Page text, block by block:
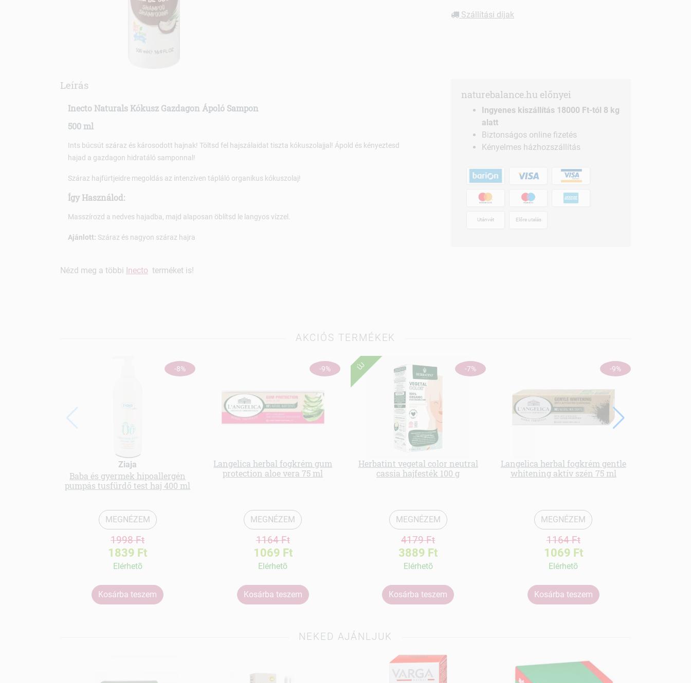
Szállítási díjak
Leírás
Inecto Naturals Kókusz Gazdagon Ápoló Sampon
500 ml
Ints búcsút száraz és károsodott hajnak! Töltsd fel hajszálaidat tiszta kókuszolajjal! Ápold és kényeztesd
hajad a gazdagon hidratáló samponnal!
Száraz hajfürtjeidre megoldás az intenzíven tápláló organikus kókuszolaj!
Így Használod:
Masszírozd a nedves hajadba, majd alaposan öblítsd le langyos vízzel.
Ajánlott: Száraz és nagyon száraz hajra
Nézd meg a többi Inecto terméket is!
naturebalance.hu előnyei
Ingyenes kiszállítás 18000 Ft-tól 8 kg
alatt
Biztonságos online fizetés
Kényelmes házhozszállítás
Utánvét Előre utalás
AKCIÓS TERMÉKEK
-8%
Ziaja
Baba és gyermek hipoallergén
pumpás tusfürdő test haj 400 ml
MEGNÉZEM
1998 Ft
1839 Ft
Elérhetõ
Kosárba teszem
-9%
Langelica herbal fogkrém gum
protection aloe vera 75 ml
MEGNÉZEM
1164 Ft
1069 Ft
Elérhetõ
Kosárba teszem
-7%
ÚJ
Herbatint vegetal color neutral
cassia hajfesték 100 g
MEGNÉZEM
4179 Ft
3889 Ft
Elérhetõ
Kosárba teszem
-9%
Langelica herbal fogkrém gentle
whitening aktív szén 75 ml
MEGNÉZEM
1164 Ft
1069 Ft
Elérhetõ
Kosárba teszem
NEKED AJÁNLJUK